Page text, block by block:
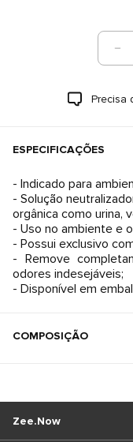
Precisa
ESPECIFICAÇÕES
- Indicado para
- Solução
orgânica como urina,
- Uso no ambiente e
- Possui exclusivo
- Remove
odores indesejáveis;
- Disponível em
COMPOSIÇÃO
Zee.Now